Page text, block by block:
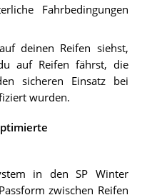
Fahrbedingungen
deinen Reifen siehst,
auf Reifen fährst, die
sicheren Einsatz bei
wurden.
in den SP Winter
zwischen Reifen